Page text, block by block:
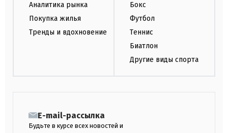
Аналитика рынка
Покупка жилья
Тренды и вдохновение
Бокс
Футбол
Теннис
Биатлон
Другие виды спорта
E-mail-рассылка
Будьте в курсе всех новостей и